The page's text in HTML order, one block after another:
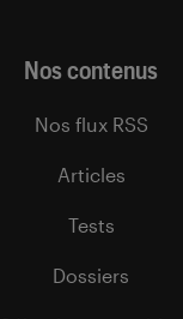
Nos contenus
Nos flux RSS
Articles
Tests
Dossiers